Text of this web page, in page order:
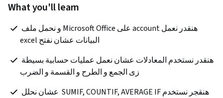
What you'll learn
البيانات عشان نفتح excel
زى الجمع و الطرح و القسمة و الضرب